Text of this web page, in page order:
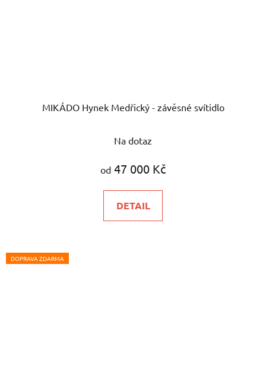
MIKÁDO Hynek Medřický - závěsné svítidlo
hodnocení
produktu
5,0
z
Na dotaz
od 47 000 Kč
DETAIL
DOPRAVA ZDARMA